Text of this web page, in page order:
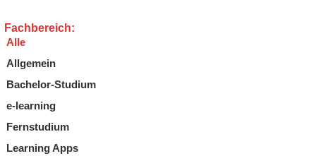
Fachbereich:
Alle
Allgemein
Bachelor-Studium
e-learning
Fernstudium
Learning Apps